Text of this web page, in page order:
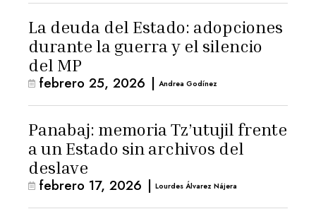
La deuda del Estado: adopciones
durante la guerra y el silencio
del MP
febrero 25, 2026 | Andrea Godínez
Panabaj: memoria Tz’utujil frente
a un Estado sin archivos del
deslave
febrero 17, 2026 | Lourdes Álvarez Nájera